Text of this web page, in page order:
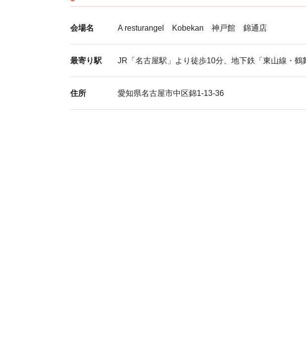
会場名 A resturangel Kobekan 神戸館 錦通店
最寄り駅 JR「名古屋駅」より徒歩10分、地下鉄「東山線・鶴
住所 愛知県名古屋市中区錦1-13-36